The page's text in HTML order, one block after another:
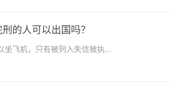
的人可以出国吗？
坐飞机，只有被列入失信被执...